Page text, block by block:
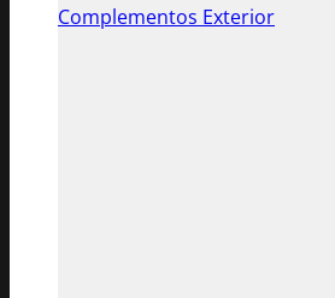
Complementos Exterior